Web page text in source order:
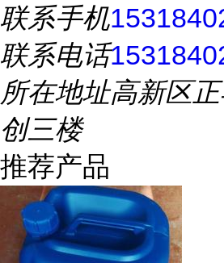
联系手机
联系电话
所在地址高新区
创三楼
推荐产品